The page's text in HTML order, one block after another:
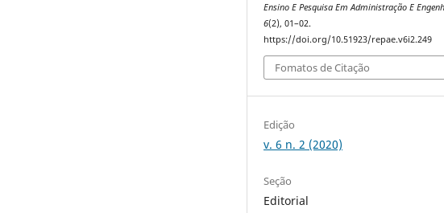
Ensino E Pesquisa Em Administração E
6(2), 01–02.
https://doi.org/10.51923/repae.v6i2.249
Fomatos de Citação
Edição
v. 6 n. 2 (2020)
Seção
Editorial